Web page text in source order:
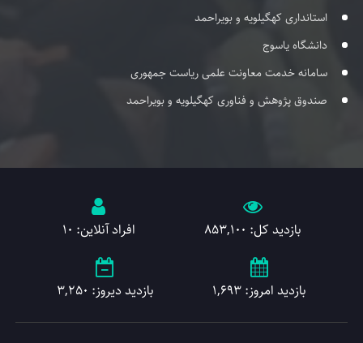
استانداری کهگیلویه و بویراحمد
دانشگاه یاسوج
سامانه خدمت معاونت علمی ریاست جمهوری
صندوق پژوهش و فناوری کهگیلویه و بویراحمد
بازدید کل: 853,100 افراد آنلاین: 10
بازدید امروز: 1,693 بازدید دیروز: 3,250